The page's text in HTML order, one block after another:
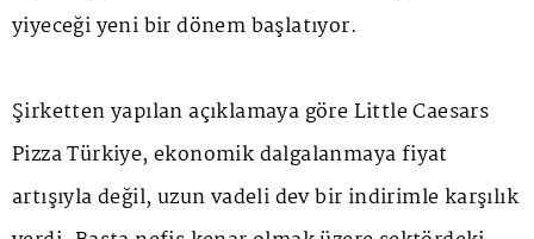
yiyeceği yeni bir dönem başlatıyor.
Şirketten yapılan açıklamaya göre Little Caesars
Pizza Türkiye, ekonomik dalgalanmaya fiyat
artışıyla değil, uzun vadeli dev bir indirimle karşılık